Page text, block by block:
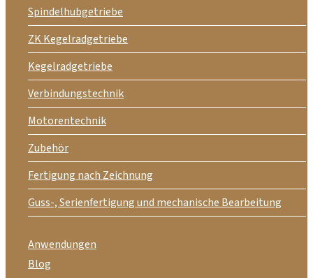
Spindelhubgetriebe
ZK Kegelradgetriebe
Kegelradgetriebe
Verbindungstechnik
Motorentechnik
Zubehör
Fertigung nach Zeichnung
Guss-, Serienfertigung und mechanische Bearbeitung
Anwendungen
Blog